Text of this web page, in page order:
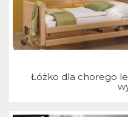
Łóżko dla chorego